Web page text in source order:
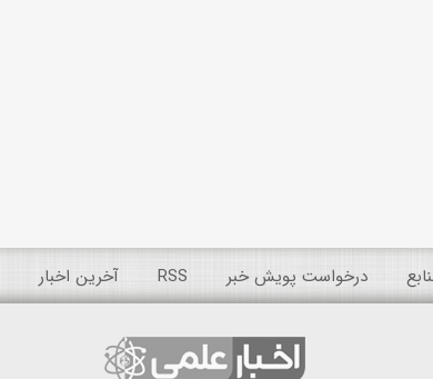
درخواست پویش خبر RSS آخرین اخبار